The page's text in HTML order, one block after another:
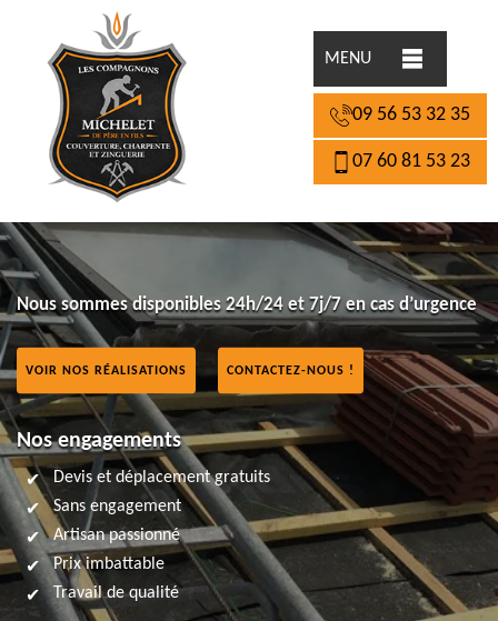
MENU
09 56 53 32 35
07 60 81 53 23
Nous sommes disponibles 24h/24 et 7j/7 en cas d’urgence
VOIR NOS RÉALISATIONS CONTACTEZ-NOUS !
Nos engagements
Devis et déplacement gratuits
Sans engagement
Artisan passionné
Prix imbattable
Travail de qualité